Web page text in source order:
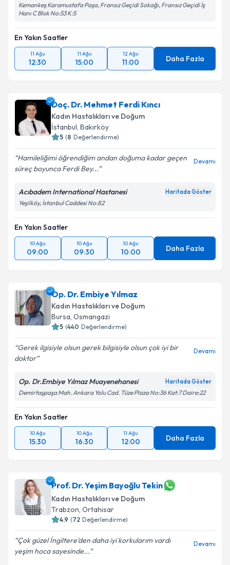
Kemankeş Karamustafa Paşa, Fransız Geçidi Sokağı, Fransız Geçidi İş
Hanı C Blok No:53 K:5
En Yakın Saatler
11 Ağu
12:30
11 Ağu
15:00
12 Ağu
11:00 Daha Fazla
Doç. Dr. Mehmet Ferdi Kıncı
Kadın Hastalıkları ve Doğum
İstanbul, Bakırköy
5 (8 Değerlendirme)
Hamileliğimi öğrendiğim andan doğuma kadar geçen
süreç boyunca Ferdi Bey...
Devamı
Acıbadem International Hastanesi Haritada Göster
Yeşilköy, İstanbul Caddesi No:82
En Yakın Saatler
10 Ağu
09:00
10 Ağu
09:30
10 Ağu
10:00 Daha Fazla
Op. Dr. Embiye Yılmaz
Kadın Hastalıkları ve Doğum
Bursa, Osmangazi
5 (440 Değerlendirme)
Gerek ilgisiyle olsun gerek bilgisiyle olsun çok iyi bir
doktor
Devamı
Op. Dr.Embiye Yılmaz Muayenehanesi Haritada Göster
Demirtaşpaşa Mah. Ankara Yolu Cad. Tüze Plaza No:36 Kat:7 Daire:22
En Yakın Saatler
10 Ağu
15:30
10 Ağu
16:30
11 Ağu
12:00 Daha Fazla
Prof. Dr. Yeşim Bayoğlu Tekin
Kadın Hastalıkları ve Doğum
Trabzon, Ortahisar
4.9 (72 Değerlendirme)
Çok güzel İngiltere’den daha iyi korkularım vardı
yeşim hoca sayesinde...
Devamı